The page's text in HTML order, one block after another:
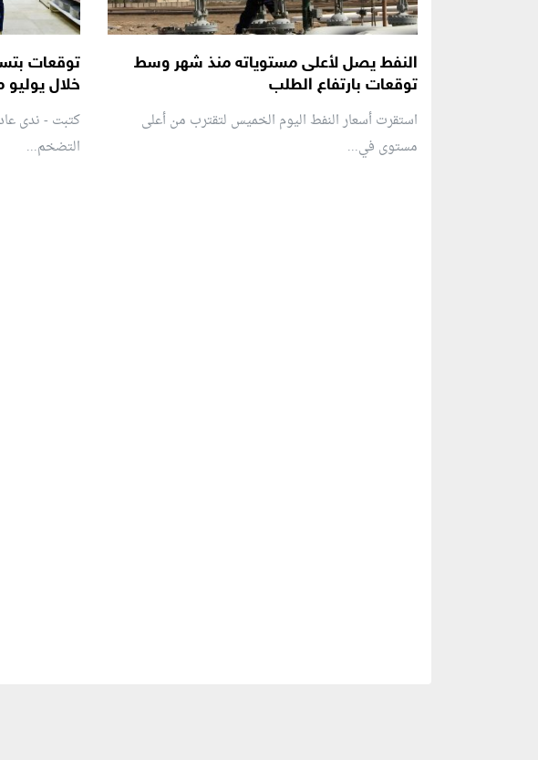
النفط يصل لأعلى مستوياته منذ شهر وسط
توقعات بارتفاع الطلب
استقرت أسعار النفط اليوم الخميس لتقترب من أعلى
مستوى في...
توقعات
خلال
كتبت - ندى
التضخم...